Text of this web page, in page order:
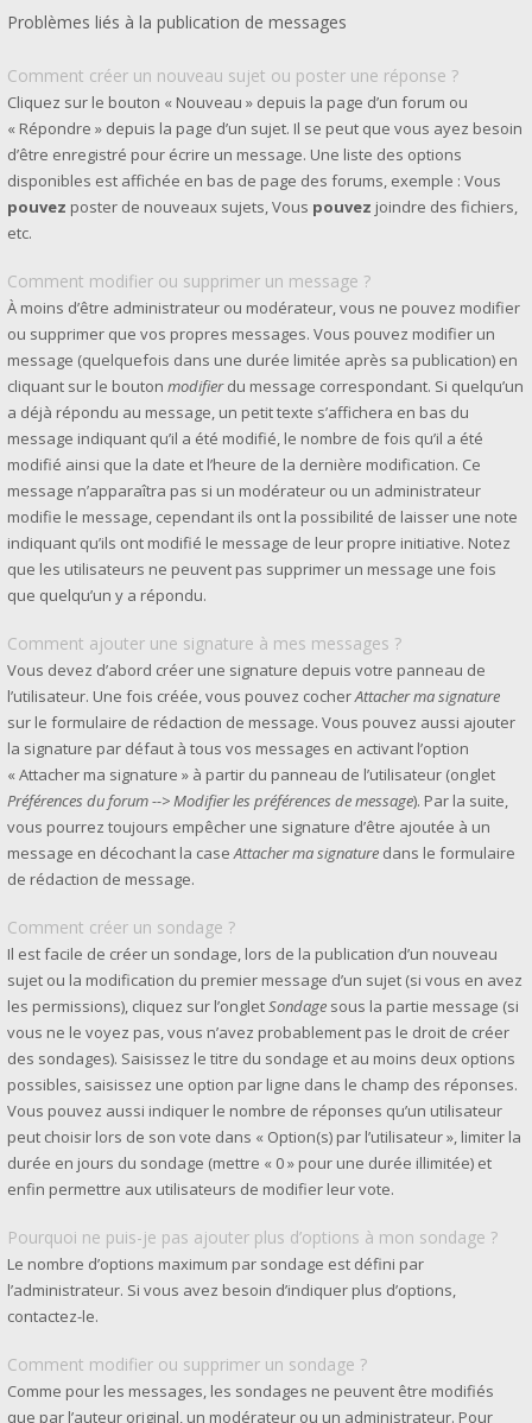
Problèmes liés à la publication de messages
Comment créer un nouveau sujet ou poster une réponse ?
Cliquez sur le bouton « Nouveau » depuis la page d’un forum ou
« Répondre » depuis la page d’un sujet. Il se peut que vous ayez besoin
d’être enregistré pour écrire un message. Une liste des options
disponibles est affichée en bas de page des forums, exemple : Vous
pouvez poster de nouveaux sujets, Vous pouvez joindre des fichiers,
etc.
Comment modifier ou supprimer un message ?
À moins d’être administrateur ou modérateur, vous ne pouvez modifier
ou supprimer que vos propres messages. Vous pouvez modifier un
message (quelquefois dans une durée limitée après sa publication) en
cliquant sur le bouton modifierdu message correspondant. Si quelqu’un
a déjà répondu au message, un petit texte s’affichera en bas du
message indiquant qu’il a été modifié, le nombre de fois qu’il a été
modifié ainsi que la date et l’heure de la dernière modification. Ce
message n’apparaîtra pas si un modérateur ou un administrateur
modifie le message, cependant ils ont la possibilité de laisser une note
indiquant qu’ils ont modifié le message de leur propre initiative. Notez
que les utilisateurs ne peuvent pas supprimer un message une fois
que quelqu’un y a répondu.
Comment ajouter une signature à mes messages ?
Vous devez d’abord créer une signature depuis votre panneau de
l’utilisateur. Une fois créée, vous pouvez cocherAttacher ma signature
sur le formulaire de rédaction de message. Vous pouvez aussi ajouter
la signature par défaut à tous vos messages en activant l’option
« Attacher ma signature » à partir du panneau de l’utilisateur (onglet
Préférences du forum --> Modifier les préférences de message). Par la suite,
vous pourrez toujours empêcher une signature d’être ajoutée à un
message en décochant la caseAttacher ma signature dans le formulaire
de rédaction de message.
Comment créer un sondage ?
Il est facile de créer un sondage, lors de la publication d’un nouveau
sujet ou la modification du premier message d’un sujet (si vous en avez
les permissions), cliquez sur l’ongletSondage sous la partie message (si
vous ne le voyez pas, vous n’avez probablement pas le droit de créer
des sondages). Saisissez le titre du sondage et au moins deux options
possibles, saisissez une option par ligne dans le champ des réponses.
Vous pouvez aussi indiquer le nombre de réponses qu’un utilisateur
peut choisir lors de son vote dans « Option(s) par l’utilisateur », limiter la
durée en jours du sondage (mettre « 0 » pour une durée illimitée) et
enfin permettre aux utilisateurs de modifier leur vote.
Pourquoi ne puis-je pas ajouter plus d’options à mon sondage ?
Le nombre d’options maximum par sondage est défini par
l’administrateur. Si vous avez besoin d’indiquer plus d’options,
contactez-le.
Comment modifier ou supprimer un sondage ?
Comme pour les messages, les sondages ne peuvent être modifiés
que par l’auteur original, un modérateur ou un administrateur. Pour